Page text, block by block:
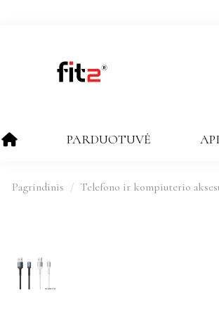
PARDUOTUVĖ
Pagrindinis Telefono ir kompiuterio